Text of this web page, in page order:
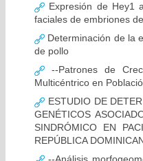
Expresión de Hey1
faciales de embriones
Determinación de la
de pollo
--Patrones de
Multicéntrico en
ESTUDIO DE
GENÉTICOS
SINDRÓMICO EN
REPÚBLICA